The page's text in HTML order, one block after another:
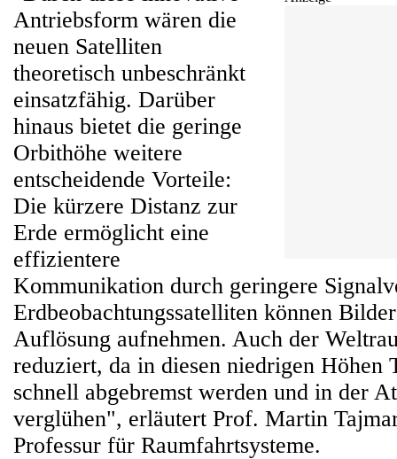
Antriebsform wären die
neuen Satelliten
theoretisch unbeschränkt
einsatzfähig. Darüber
hinaus bietet die geringe
Orbithöhe weitere
entscheidende Vorteile:
Die kürzere Distanz zur
Erde ermöglicht eine
effizientere
Kommunikation durch geringere
Erdbeobachtungssatelliten können
Auflösung aufnehmen. Auch der
reduziert, da in diesen niedrigen Höhen
schnell abgebremst werden und in der
verglühen", erläutert Prof. Martin
Professur für Raumfahrtsysteme.